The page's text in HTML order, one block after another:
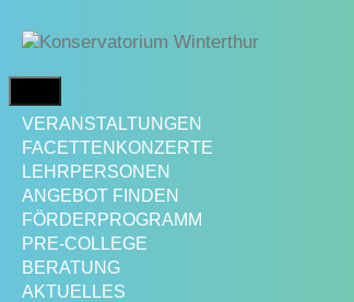
zum
VERANSTALTUNGEN
FACETTENKONZERTE
LEHRPERSONEN
ANGEBOT FINDEN
FÖRDERPROGRAMM
PRE-COLLEGE
BERATUNG
AKTUELLES